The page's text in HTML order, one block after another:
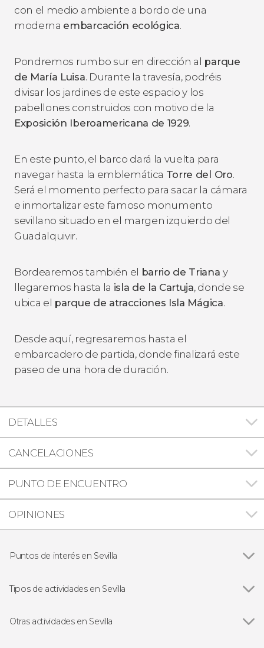
con el medio ambiente a bordo de una
moderna embarcación ecológica.
Pondremos rumbo sur en dirección al parque
de María Luisa. Durante la travesía, podréis
divisar los jardines de este espacio y los
pabellones construidos con motivo de la
Exposición Iberoamericana de 1929.
En este punto, el barco dará la vuelta para
navegar hasta la emblemática Torre del Oro.
Será el momento perfecto para sacar la cámara
e inmortalizar este famoso monumento
sevillano situado en el margen izquierdo del
Guadalquivir.
Bordearemos también el barrio de Trianay
llegaremos hasta la isla de la Cartuja, donde se
ubica el parque de atracciones Isla Mágica.
Desde aquí, regresaremos hasta el
embarcadero de partida, donde finalizará este
paseo de una hora de duración.
DETALLES
CANCELACIONES
PUNTO DE ENCUENTRO
OPINIONES
Puntos de interés en Sevilla
Plaza de España de Sevilla
Archivo de Indias
Tipos de actividades en Sevilla
Free tours en Sevilla
Otras actividades en Sevilla